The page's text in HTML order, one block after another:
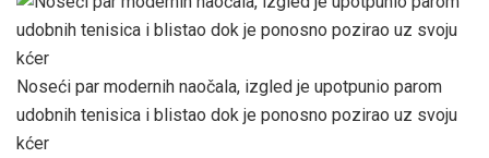
Noseći par modernih naočala, izgled je upotpunio parom
udobnih tenisica i blistao dok je ponosno pozirao uz svoju
kćer